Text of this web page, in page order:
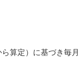
算定）に基づき毎月